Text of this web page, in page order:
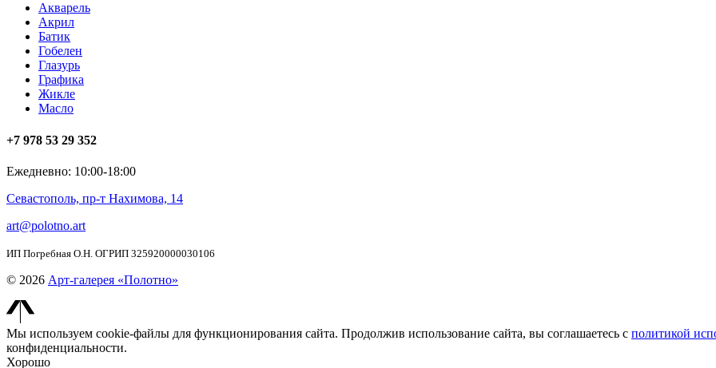
Акварель
Акрил
Батик
Гобелен
Глазурь
Графика
Жикле
Масло
+7 978 53 29 352
Ежедневно: 10:00-18:00
Севастополь, пр-т Нахимова, 14
art@polotno.art
ИП Погребная О.Н. ОГРИП 325920000030106
© 2026 Арт-галерея «Полотно»
Мы используем cookie-файлы для функционирования сайта. Продолжив использование сайта, вы соглашаетесь с политикой
конфиденциальности.
Хорошо